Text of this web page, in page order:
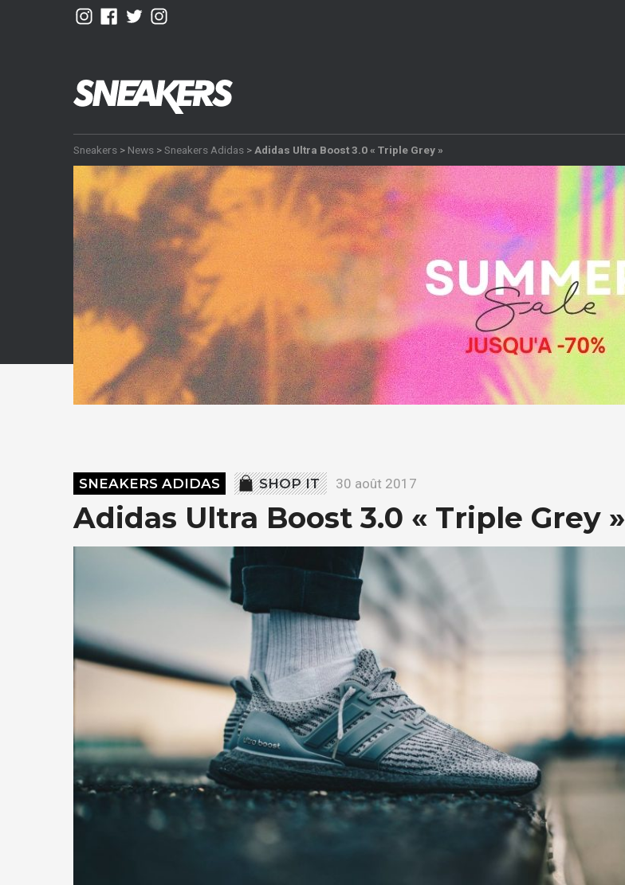
Sneakers > News >Sneakers Adidas > Adidas Ultra Boost 3.0 « Triple Grey »
SNEAKERS ADIDAS SHOP IT 30 août 2017
Adidas Ultra Boost 3.0 « Triple Grey »